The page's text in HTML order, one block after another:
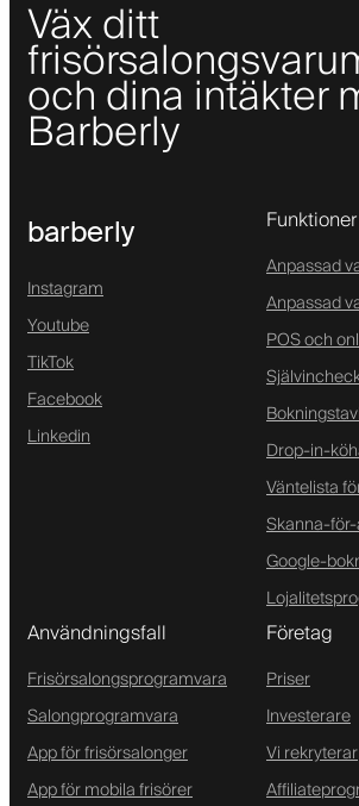
Väx ditt
och dina intäkter
Barberly
barberly
Instagram
Youtube
TikTok
Facebook
Linkedin
Funktioner
Anpassad
Anpassad
POS och
Drop-in-
Väntelista
Skanna-
Google-
Användningsfall
Frisörsalongsprogramvara
Salongprogramvara
App för frisörsalonger
App för mobila frisörer
Företag
Priser
Investerare
Vi rekryterar